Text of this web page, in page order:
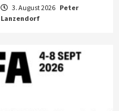
3. August 2026 Peter
Lanzendorf